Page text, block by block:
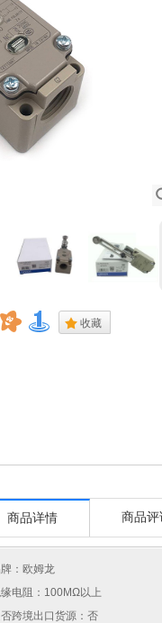
. 收藏
商品详情 商品评
： 欧姆龙
电阻：100MΩ以上
跨境出口货源：否